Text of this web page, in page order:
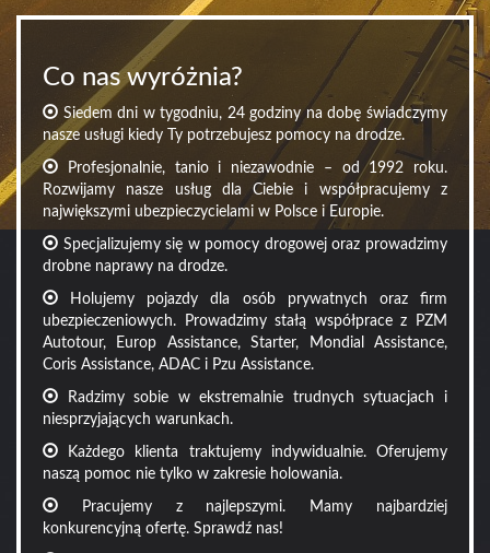
Co nas wyróżnia?
Siedem dni w tygodniu, 24 godziny na dobę świadczymy
nasze usługi kiedy Ty potrzebujesz pomocy na drodze.
Profesjonalnie, tanio i niezawodnie – od 1992 roku.
Rozwijamy nasze usług dla Ciebie i współpracujemy z
największymi ubezpieczycielami w Polsce i Europie.
Specjalizujemy się w pomocy drogowej oraz prowadzimy
drobne naprawy na drodze.
Holujemy pojazdy dla osób prywatnych oraz firm
ubezpieczeniowych. Prowadzimy stałą współprace z PZM
Autotour, Europ Assistance, Starter, Mondial Assistance,
Coris Assistance, ADAC i Pzu Assistance.
Radzimy sobie w ekstremalnie trudnych sytuacjach i
niesprzyjających warunkach.
Każdego klienta traktujemy indywidualnie. Oferujemy
naszą pomoc nie tylko w zakresie holowania.
Pracujemy z najlepszymi. Mamy najbardziej
konkurencyjną ofertę. Sprawdź nas!